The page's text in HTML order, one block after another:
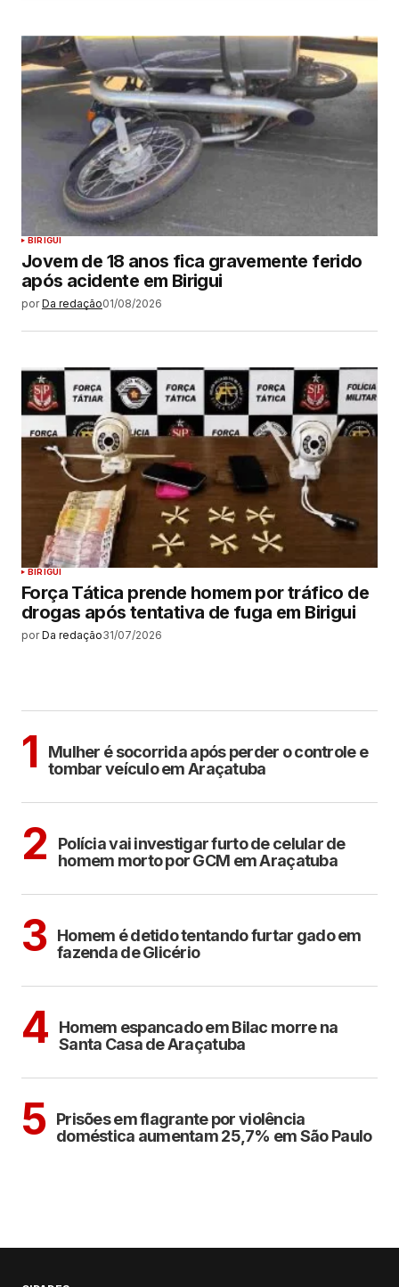
BIRIGUI
Jovem de 18 anos fica gravemente ferido
após acidente em Birigui
por Da redação01/08/2026
BIRIGUI
Força Tática prende homem por tráfico de
drogas após tentativa de fuga em Birigui
por Da redação31/07/2026
1
Mulher é socorrida após perder o controle e
tombar veículo em Araçatuba
2
Polícia vai investigar furto de celular de
homem morto por GCM em Araçatuba
3 Homem é detido tentando furtar gado em
fazenda de Glicério
4
Homem espancado em Bilac morre na
Santa Casa de Araçatuba
5 Prisões em flagrante por violência
doméstica aumentam 25,7% em São Paulo